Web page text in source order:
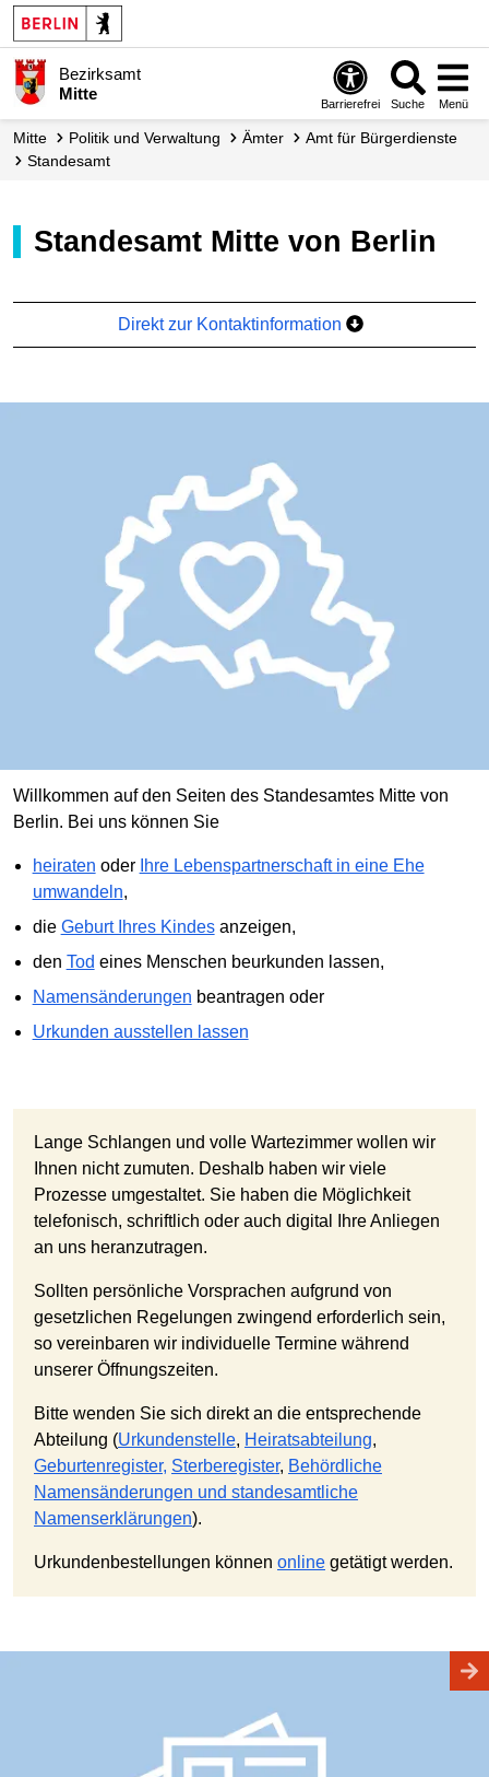
Bezirksamt
Mitte
Barrierefrei Suche Menü
Mitte Politik und Verwaltung Ämter
Amt für Bürgerdienste
Standesamt
Standesamt Mitte von Berlin
Direkt zur Kontaktinformation
Willkommen auf den Seiten des Standesamtes Mitte von
Berlin. Bei uns können Sie
heiraten oder Ihre Lebenspartnerschaft in eine Ehe
umwandeln,
die Geburt Ihres Kindesanzeigen,
den Tod eines Menschen beurkunden lassen,
Namensänderungen beantragen oder
Urkunden ausstellen lassen
Lange Schlangen und volle Wartezimmer wollen wir
Ihnen nicht zumuten. Deshalb haben wir viele
Prozesse umgestaltet. Sie haben die Möglichkeit
telefonisch, schriftlich oder auch digital Ihre Anliegen
an uns heranzutragen.
Sollten persönliche Vorsprachen aufgrund von
gesetzlichen Regelungen zwingend erforderlich sein,
so vereinbaren wir individuelle Termine während
unserer Öffnungszeiten.
Bitte wenden Sie sich direkt an die entsprechende
Abteilung (Urkundenstelle, Heiratsabteilung,
Geburtenregister, Sterberegister, Behördliche
Namensänderungen und standesamtliche
Namenserklärungen).
Urkundenbestellungen können online getätigt werden.